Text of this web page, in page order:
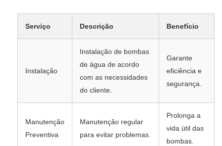
Serviço Descrição Benefício
Instalação
Instalação de bombas
de água de acordo
com as necessidades
do cliente.
Garante
eficiência e
segurança.
Manutenção
Preventiva
Manutenção regular
para evitar problemas.
Prolonga a
vida útil das
bombas.